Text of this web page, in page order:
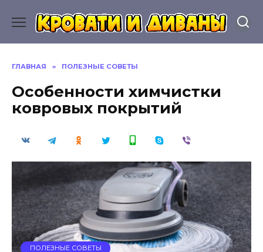
содержанию
ГЛАВНАЯ » ПОЛЕЗНЫЕ СОВЕТЫ
Особенности химчистки
ковровых покрытий
ПОЛЕЗНЫЕ СОВЕТЫ